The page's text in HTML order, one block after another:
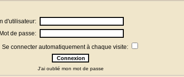
d'utilisateur:
Mot de passe:
Se connecter automatiquement à chaque visite:
J'ai oublié mon mot de passe